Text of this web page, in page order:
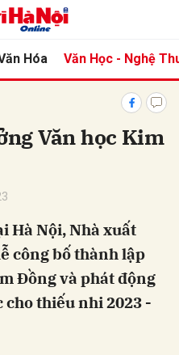
Hóa Văn Học - Nghệ
Văn học Kim
Hà Nội, Nhà xuất
công bố thành lập
Đồng và phát động
cho thiếu nhi 2023 -
Hủy